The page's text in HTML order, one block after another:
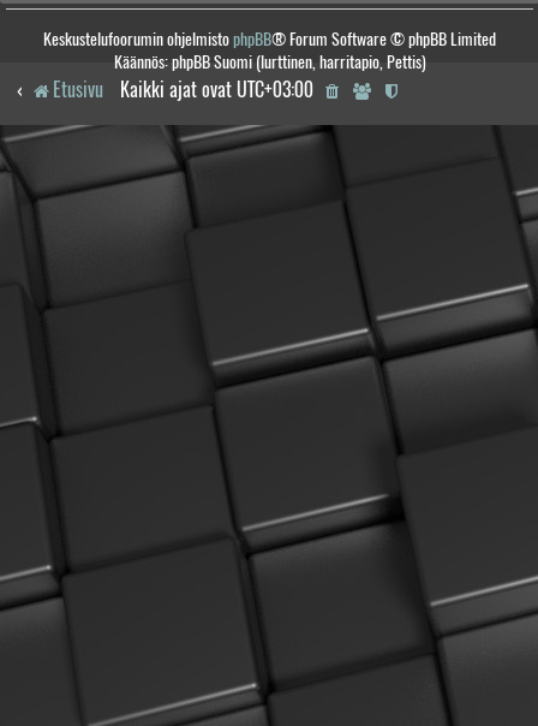
Keskustelufoorumin ohjelmistophpBB® Forum Software © phpBB Limited
Käännös: phpBB Suomi (lurttinen, harritapio, Pettis)
Etusivu Kaikki ajat ovat UTC+03:00